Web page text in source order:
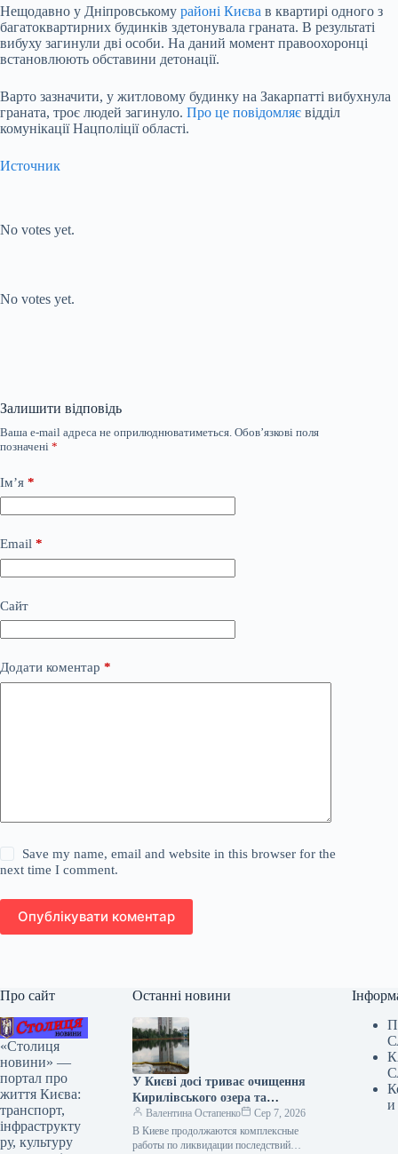
Нещодавно у Дніпровському районі Києва в квартирі одного з
багатоквартирних будинків здетонувала граната. В результаті
вибуху загинули дві особи. На даний момент правоохоронці
встановлюють обставини детонації.
Варто зазначити, у житловому будинку на Закарпатті вибухнула
граната, троє людей загинуло. Про це повідомляє відділ
комунікації Нацполіції області.
Источник
No votes yet.
No votes yet.
Залишити відповідь
Ваша e-mail адреса не оприлюднюватиметься. Обов’язкові поля
позначені *
Ім’я *
Email *
Сайт
Додати коментар *
Save my name, email and website in this browser for the
next time I comment.
Опублікувати коментар
Про сайт
«Столиця
новини» —
портал про
життя Києва:
транспорт,
інфраструкту
ру, культуру
Останні новини
У Києві досі триває очищення
Кирилівського озера та
струмка Сирець від
нафтопродуктів.
Валентина Остапенко
Сер 7, 2026
В Киеве продолжаются комплексные
работы по ликвидации последствий
и